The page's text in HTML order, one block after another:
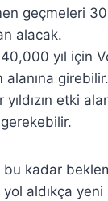
geçmeleri
alacak.
yıl için
alanına
etki
bu kadar
aldıkça